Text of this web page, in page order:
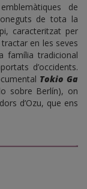
de
de tota la
caracteritzat per
en les seves
família tradicional
d’occidents.
Tokio Ga
sobre Berlín), on
d’Ozu, que ens